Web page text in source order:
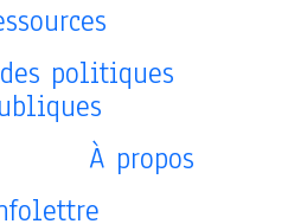
politiques
À propos